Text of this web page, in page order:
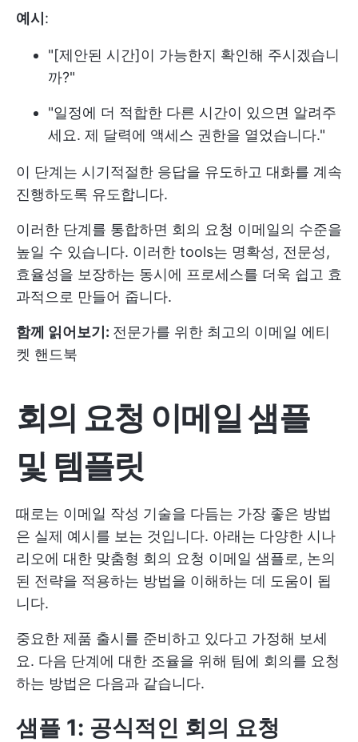
예시 :
"[제안된 시간]이 가능한지 확인해 주시겠습니
까?"
"일정에 더 적합한 다른 시간이 있으면 알려주
세요. 제 달력에 액세스 권한을 열었습니다."
이 단계는 시기적절한 응답을 유도하고 대화를 계속
진행하도록 유도합니다.
이러한 단계를 통합하면 회의 요청 이메일의 수준을
높일 수 있습니다. 이러한 tools는 명확성, 전문성,
효율성을 보장하는 동시에 프로세스를 더욱 쉽고 효
과적으로 만들어 줍니다.
함께 읽어보기: 전문가를 위한 최고의 이메일 에티
켓 핸드북
회의 요청 이메일 샘플
및 템플릿
때로는 이메일 작성 기술을 다듬는 가장 좋은 방법
은 실제 예시를 보는 것입니다. 아래는 다양한 시나
리오에 대한 맞춤형 회의 요청 이메일 샘플로, 논의
된 전략을 적용하는 방법을 이해하는 데 도움이 됩
니다.
중요한 제품 출시를 준비하고 있다고 가정해 보세
요. 다음 단계에 대한 조율을 위해 팀에 회의를 요청
하는 방법은 다음과 같습니다.
샘플 1: 공식적인 회의 요청